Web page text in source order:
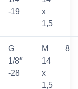
-19
x
1,5
G
1/8″
-28
M
14
x
1,5
8